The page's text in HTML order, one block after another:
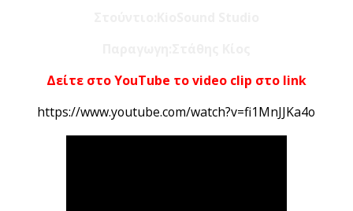
Δείτε στο ΥouΤube το video clip στο link
https://www.youtube.com/watch?v=fi1MnJJKa4o